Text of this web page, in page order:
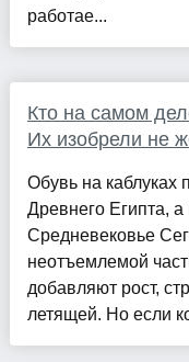
работае...
Кто на самом
Их изобрели не
Обувь на каблуках
Древнего Египта, а
Средневековье
неотъемлемой
добавляют рост,
летящей. Но если